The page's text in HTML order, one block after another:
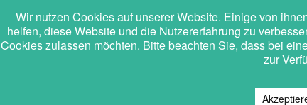
Wir nutzen Cookies auf unserer Website. Einige von
helfen, diese Website und die Nutzererfahrung zu
Cookies zulassen möchten. Bitte beachten Sie, dass bei
zur